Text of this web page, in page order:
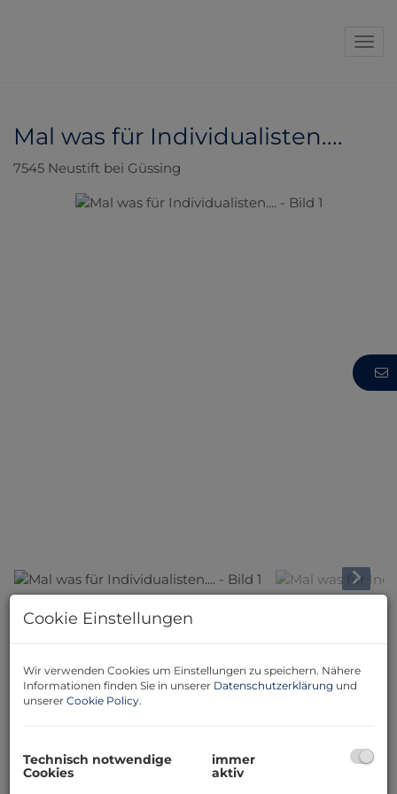
Mal was für Individualisten....
7545 Neustift bei Güssing
Beschreibung
....das hier haben Sie mit Sicherheit nicht erwartet...
Vom jetzigen Eigentümer 2018 gekauft, umfangreich
Das Dachgeschoß ist ausbaufähig, am Boden gedämmt
und hat ein Kaltdach.
Cookie Einstellungen
Wir verwenden Cookies um Einstellungen zu speichern. Nähere
Informationen finden Sie in unserer Datenschutzerklärung und
unserer Cookie Policy.
Technisch notwendige
Cookies
immer
aktiv